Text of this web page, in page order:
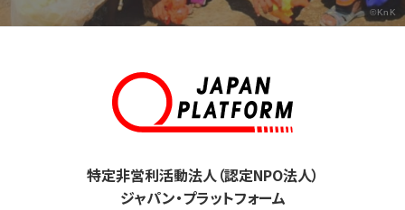
©KnK
特定非営利活動法人（認定NPO法人）
ジャパン・プラットフォーム